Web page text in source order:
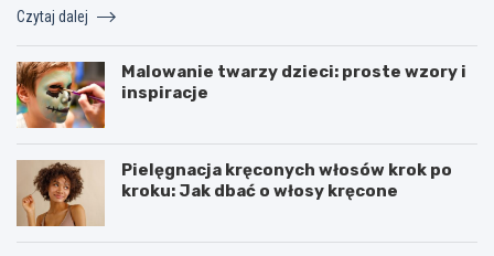
Czytaj dalej
Malowanie twarzy dzieci: proste wzory i
inspiracje
Pielęgnacja kręconych włosów krok po
kroku: Jak dbać o włosy kręcone